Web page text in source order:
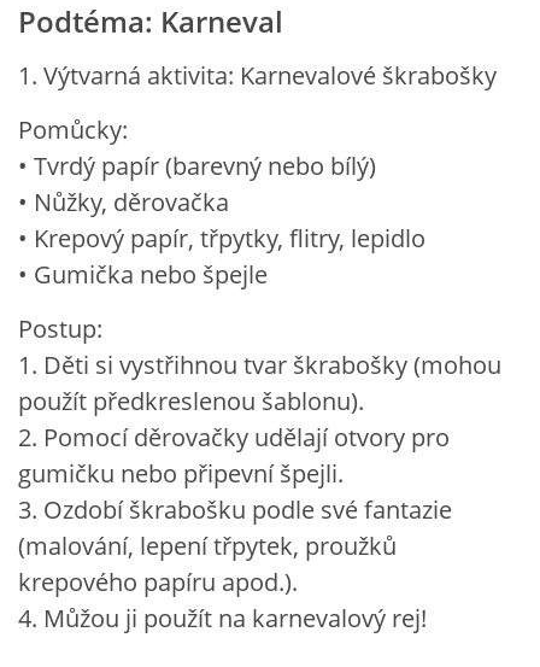
Podtéma: Karneval
1. Výtvarná aktivita: Karnevalové škrabošky
Pomůcky:
• Tvrdý papír (barevný nebo bílý)
• Nůžky, děrovačka
• Krepový papír, třpytky, flitry, lepidlo
• Gumička nebo špejle
Postup:
1. Děti si vystřihnou tvar škrabošky (mohou
použít předkreslenou šablonu).
2. Pomocí děrovačky udělají otvory pro
gumičku nebo připevní špejli.
3. Ozdobí škrabošku podle své fantazie
(malování, lepení třpytek, proužků
krepového papíru apod.).
4. Můžou ji použít na karnevalový rej!